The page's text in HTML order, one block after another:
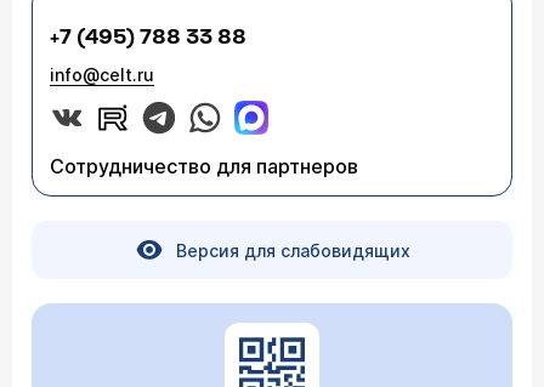
+7 (495) 788 33 88
info@celt.ru
Сотрудничество для партнеров
Версия для слабовидящих